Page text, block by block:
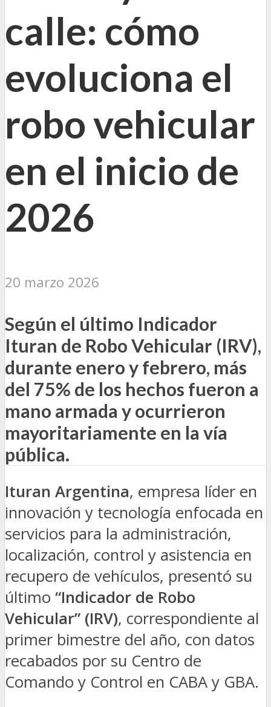
calle: cómo
evoluciona el
robo vehicular
en el inicio de
2026
20 marzo 2026
Según el último Indicador
Ituran de Robo Vehicular (IRV),
durante enero y febrero, más
del 75% de los hechos fueron a
mano armada y ocurrieron
mayoritariamente en la vía
pública.
Ituran Argentina, empresa líder en
innovación y tecnología enfocada en
servicios para la administración,
localización, control y asistencia en
recupero de vehículos, presentó su
último “Indicador de Robo
Vehicular” (IRV), correspondiente al
primer bimestre del año, con datos
recabados por su Centro de
Comando y Control en CABA y GBA.